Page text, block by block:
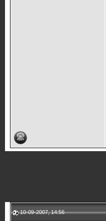
10-09-2007, 14:56